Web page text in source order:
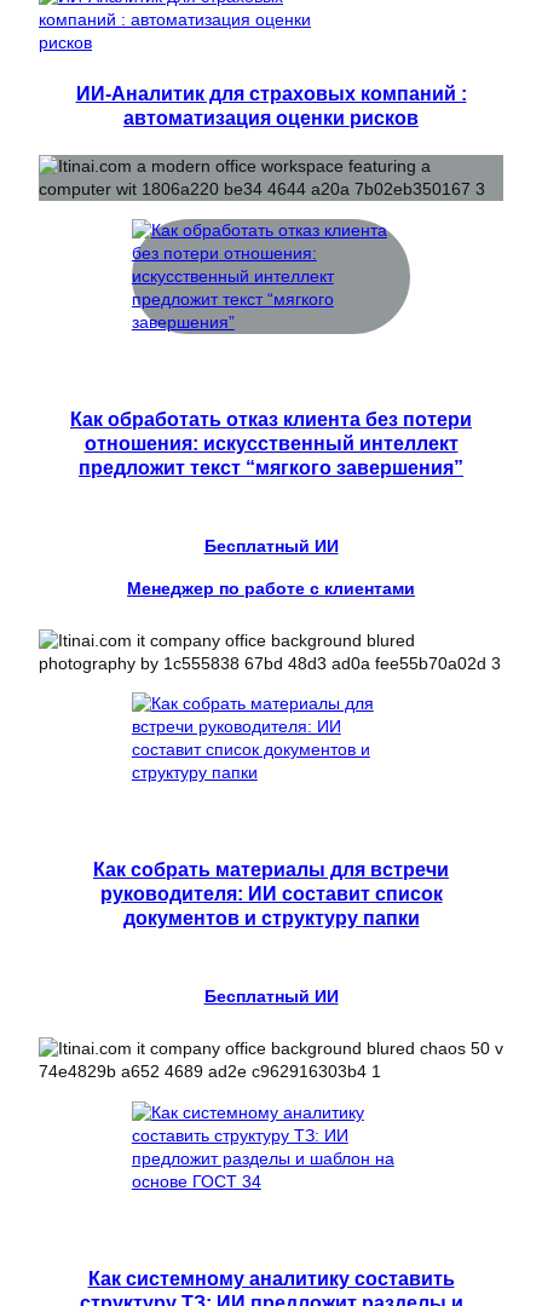
ИИ-Аналитик для страховых компаний :
автоматизация оценки рисков
Как обработать отказ клиента без потери
отношения: искусственный интеллект
предложит текст “мягкого завершения”
Бесплатный ИИ
Менеджер по работе с клиентами
Как собрать материалы для встречи
руководителя: ИИ составит список
документов и структуру папки
Бесплатный ИИ
Как системному аналитику составить